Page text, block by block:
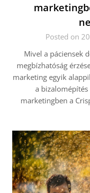
Posted on
Mivel a páciensek
megbízhatóság
marketing egyik
a bizalomépítés
marketingben a